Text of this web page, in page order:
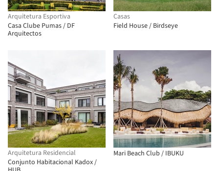
Arquitetura Esportiva
Casa Clube Pumas / DF
Arquitectos
Casas
Field House / Birdseye
Arquitetura Residencial
Conjunto Habitacional Kadox /
Mari Beach Club / IBUKU